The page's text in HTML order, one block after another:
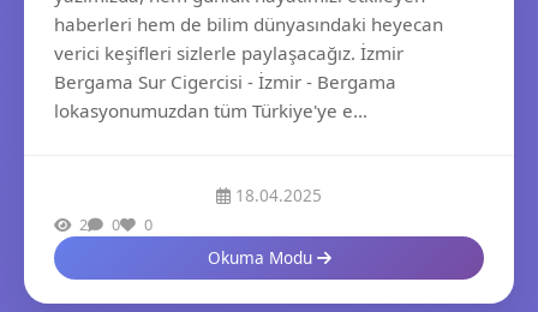
haberleri hem de bilim dünyasındaki heyecan
verici keşifleri sizlerle paylaşacağız. İzmir
Bergama Sur Cigercisi - İzmir - Bergama
lokasyonumuzdan tüm Türkiye'ye e...
18.04.2025
2 0 0
Okuma Modu